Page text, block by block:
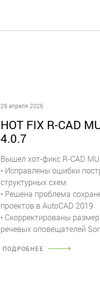
29 апреля 2026
HOT FIX R-CAD
4.0.7
Вышел хот-фикс R-CAD
• Исправлены ошибки
структурных схем
• Решена проблема
проектов в AutoCAD 2019
• Скорректированы
речевых оповещателей
ПОДРОБНЕЕ